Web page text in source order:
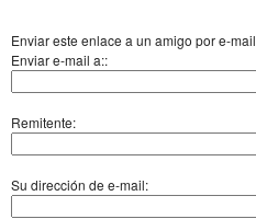
Enviar este enlace a un amigo por e-mail
Enviar e-mail a::
Remitente:
Su dirección de e-mail: